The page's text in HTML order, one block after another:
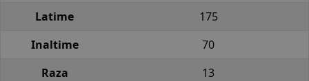
Latime
175
Inaltime
70
Raza
13